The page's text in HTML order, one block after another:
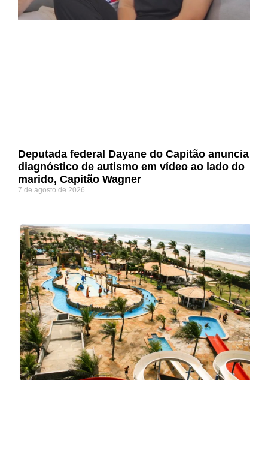
Deputada federal Dayane do Capitão anuncia
diagnóstico de autismo em vídeo ao lado do
marido, Capitão Wagner
7 de agosto de 2026